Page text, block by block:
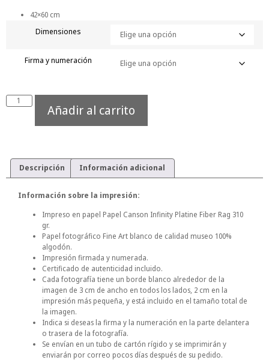
42×60 cm
Dimensiones
Firma y numeración
Añadir al carrito
Descripción Información adicional
Información sobre la impresión:
Impreso en papel Papel Canson Infinity Platine Fiber Rag 310
gr.
Papel fotográfico Fine Art blanco de calidad museo 100%
algodón.
Impresión firmada y numerada.
Certificado de autenticidad incluido.
Cada fotografía tiene un borde blanco alrededor de la
imagen de 3 cm de ancho en todos los lados, 2 cm en la
impresión más pequeña, y está incluido en el tamaño total de
la imagen.
Indica si deseas la firma y la numeración en la parte delantera
o trasera de la fotografía.
Se envían en un tubo de cartón rígido y se imprimirán y
enviarán por correo pocos días después de su pedido.